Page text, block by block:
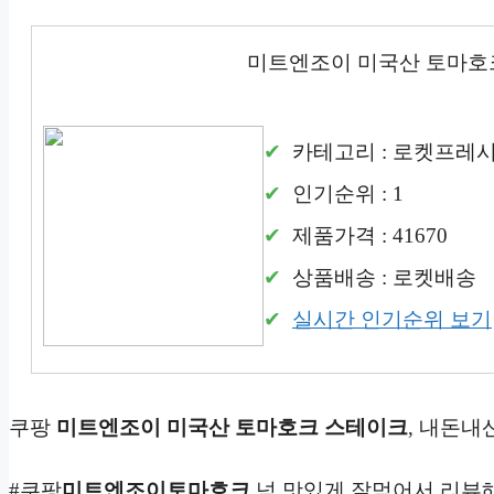
미트엔조이 미국산 토마
카테고리 : 로켓프레
인기순위 : 1
제품가격 : 41670
상품배송 : 로켓배송
실시간 인기순위 보기
쿠팡 미트엔조이 미국산 토마호크 스테이크, 내돈내